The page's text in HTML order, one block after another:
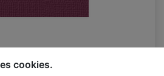
cookies.